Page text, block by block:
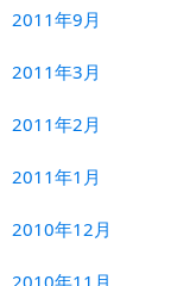
2011年9月
2011年3月
2011年2月
2011年1月
2010年12月